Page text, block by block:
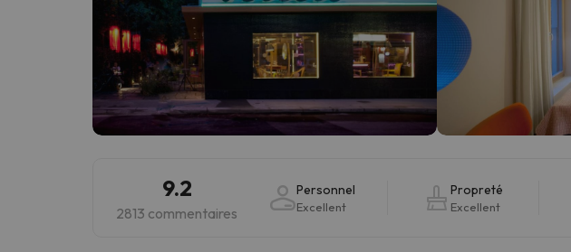
9.2
2813 commentaires
Personnel
Excellent
Propreté
Excellent